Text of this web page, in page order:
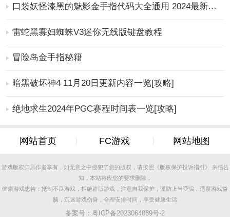
但不管你怎么去选择炽刃的奥义技能，我们后面还是要
选择适合的技能进行组合，合理的技能链搭配才能增加
炽刃的单挑实力。同时还要看心法的搭配什么的，这些
更多手游攻略，请持续关注靠谱FC网
口袋妖怪漆黑的魅影金手指代码大全通用 2024最新金手指代码分享[攻略]
雷蛇黑寡妇蜘蛛V3迷你无线版键盘教程
冒险岛金手指秘籍
暗黑破坏神4 11月20日更新内容一览[攻略]
绝地求生2024年PGC赛程时间表一览[攻略]
网站首页 FC游戏 网站地图
游戏版权归原作者享有，如无意之中侵犯了您的版权，请按照《版权保护投诉指引》 来信告
知，本站将应您的要求删除，
健康游戏忠告：抵制不良游戏，拒绝盗版游戏，注意自我保护，谨防上当受骗，适度游戏益
脑，沉迷游戏伤身，合理安排时间，享受健康生活
备案号： 粤ICP备2023064089号-2